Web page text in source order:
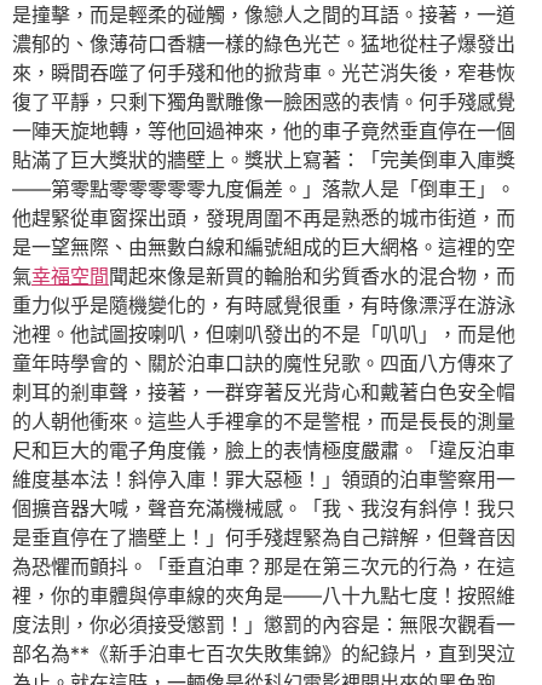
是撞擊，而是輕柔的碰觸，像戀人之間的耳語。接著，一道
濃郁的、像薄荷口香糖一樣的綠色光芒。猛地從柱子爆發出
來，瞬間吞噬了何手殘和他的掀背車。光芒消失後，窄巷恢
復了平靜，只剩下獨角獸雕像一臉困惑的表情。何手殘感覺
一陣天旋地轉，等他回過神來，他的車子竟然垂直停在一個
貼滿了巨大獎狀的牆壁上。獎狀上寫著：「完美倒車入庫獎
——第零點零零零零零九度偏差。」落款人是「倒車王」。
他趕緊從車窗探出頭，發現周圍不再是熟悉的城市街道，而
是一望無際、由無數白線和編號組成的巨大網格。這裡的空
氣幸福空間 聞起來像是新買的輪胎和劣質香水的混合物，而
重力似乎是隨機變化的，有時感覺很重，有時像漂浮在游泳
池裡。他試圖按喇叭，但喇叭發出的不是「叭叭」，而是他
童年時學會的、關於泊車口訣的魔性兒歌。四面八方傳來了
刺耳的剎車聲，接著，一群穿著反光背心和戴著白色安全帽
的人朝他衝來。這些人手裡拿的不是警棍，而是長長的測量
尺和巨大的電子角度儀，臉上的表情極度嚴肅。「違反泊車
維度基本法！斜停入庫！罪大惡極！」領頭的泊車警察用一
個擴音器大喊，聲音充滿機械感。「我、我沒有斜停！我只
是垂直停在了牆壁上！」何手殘趕緊為自己辯解，但聲音因
為恐懼而顫抖。「垂直泊車？那是在第三次元的行為，在這
裡，你的車體與停車線的夾角是——八十九點七度！按照維
度法則，你必須接受懲罰！」懲罰的內容是：無限次觀看一
部名為**《新手泊車七百次失敗集錦》的紀錄片，直到哭泣